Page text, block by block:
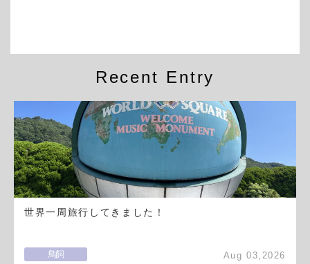
Recent Entry
世界一周旅行してきました！
鳥飼 Aug 03,2026